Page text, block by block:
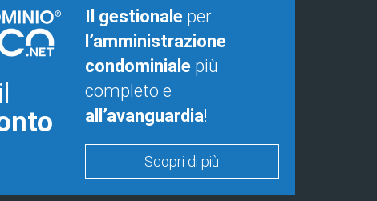
Il gestionale per
l’amministrazione
condominiale più
completo e
all’avanguardia!
Scopri di più